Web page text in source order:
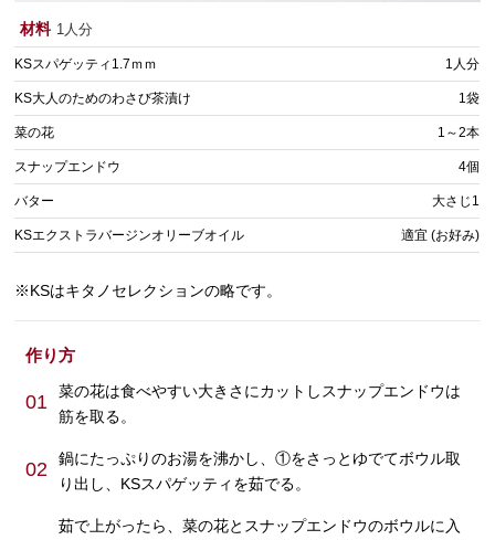
材料 1人分
KSスパゲッティ1.7ｍｍ 1人分
KS大人のためのわさび茶漬け 1袋
菜の花 1～2本
スナップエンドウ 4個
バター 大さじ1
KSエクストラバージンオリーブオイル 適宜 (お好み)
※KSはキタノセレクションの略です。
作り方
01
菜の花は食べやすい大きさにカットしスナップエンドウは
筋を取る。
02
鍋にたっぷりのお湯を沸かし、①をさっとゆでてボウル取
り出し、KSスパゲッティを茹でる。
茹で上がったら、菜の花とスナップエンドウのボウルに入